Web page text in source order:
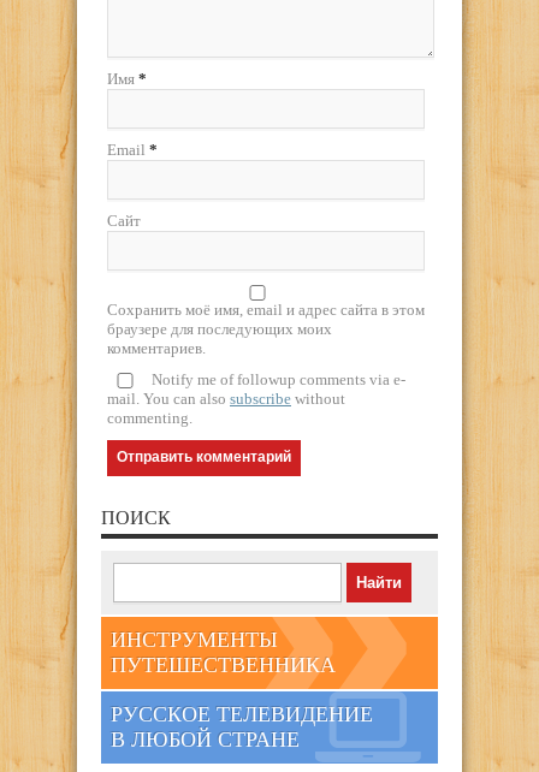
Имя *
Email *
Сайт
Сохранить моё имя, email и адрес сайта в этом
браузере для последующих моих
комментариев.
Notify me of followup comments via e-
mail. You can also subscribe without
commenting.
ПОИСК
ИНСТРУМЕНТЫ
ПУТЕШЕСТВЕННИКА
РУССКОЕ ТЕЛЕВИДЕНИЕ
В ЛЮБОЙ СТРАНЕ